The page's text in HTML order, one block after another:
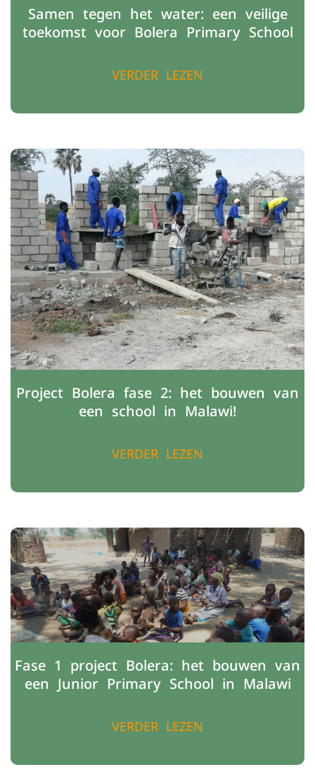
Samen tegen het water: een veilige
toekomst voor Bolera Primary School
VERDER LEZEN
Project Bolera fase 2: het bouwen van
een school in Malawi!
VERDER LEZEN
Fase 1 project Bolera: het bouwen van
een Junior Primary School in Malawi
VERDER LEZEN